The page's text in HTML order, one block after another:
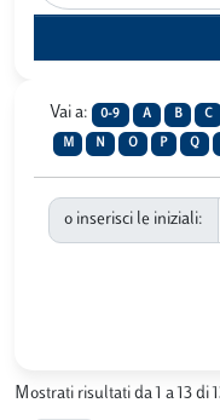
Vai a: 0-9 A B C
M N O P Q
o inserisci le iniziali:
Mostrati risultati da 1 a 13 di